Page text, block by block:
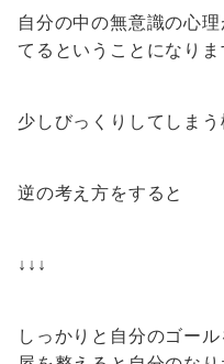
自分の中の無意識の心
てるということになりま
少しびっくりしてしま
逆の考え方をすると
↓↓↓
しっかりと自分のゴー